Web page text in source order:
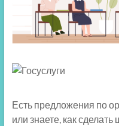
Есть предложения по
или знаете, как